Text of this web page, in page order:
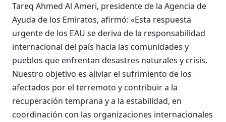
Tareq Ahmed Al Ameri, presidente de la Agencia de
Ayuda de los Emiratos, afirmó: «Esta respuesta
urgente de los EAU se deriva de la responsabilidad
internacional del país hacia las comunidades y
pueblos que enfrentan desastres naturales y crisis.
Nuestro objetivo es aliviar el sufrimiento de los
afectados por el terremoto y contribuir a la
recuperación temprana y a la estabilidad, en
coordinación con las organizaciones internacionales